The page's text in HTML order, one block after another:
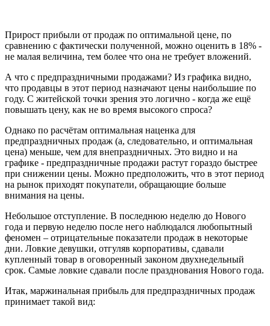
Прирост прибыли от продаж по оптимальной цене, по
сравнению с фактически полученной, можно оценить в 18% -
не малая величина, тем более что она не требует вложений.
А что с предпраздничными продажами? Из графика видно,
что продавцы в этот период назначают цены наибольшие по
году. С житейской точки зрения это логично - когда же ещё
повышать цену, как не во время высокого спроса?
Однако по расчётам оптимальная наценка для
предпраздничных продаж (а, следовательно, и оптимальная
цена) меньше, чем для внепраздничных. Это видно и на
графике - предпраздничные продажи растут гораздо быстрее
при снижении цены. Можно предположить, что в этот период
на рынок приходят покупатели, обращающие больше
внимания на цены.
Небольшое отступление. В последнюю неделю до Нового
года и первую неделю после него наблюдался любопытный
феномен – отрицательные показатели продаж в некоторые
дни. Ловкие девушки, отгуляв корпоративы, сдавали
купленный товар в оговоренный законом двухнедельный
срок. Самые ловкие сдавали после празднования Нового года.
Итак, маржинальная прибыль для предпраздничных продаж
принимает такой вид: